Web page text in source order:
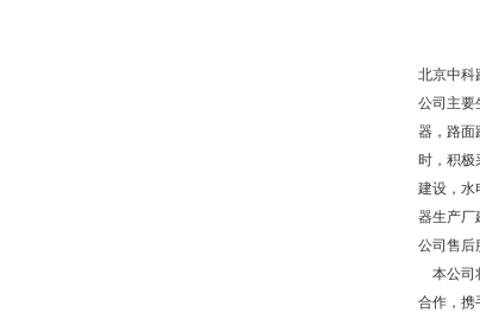
北京中科
公司主要
器，路面
时，积极
建设，水
器生产厂
公司售后
本公司
合作，携